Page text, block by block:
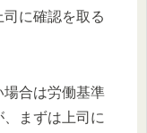
に確認を取る
合は労働基準
まずは上司に